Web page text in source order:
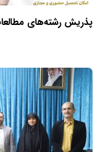
پذریش رشته‌های